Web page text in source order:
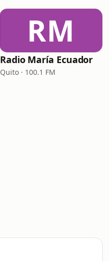
RM
Radio María Ecuador
Quito · 100.1 FM